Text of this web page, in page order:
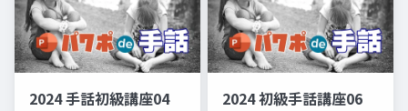
2024 手話初級講座04 2024 初級手話講座06